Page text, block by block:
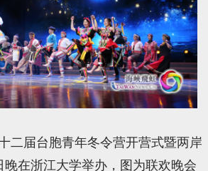
二届台胞青年冬令营开营式暨两岸
晚在浙江大学举办，图为联欢晚会